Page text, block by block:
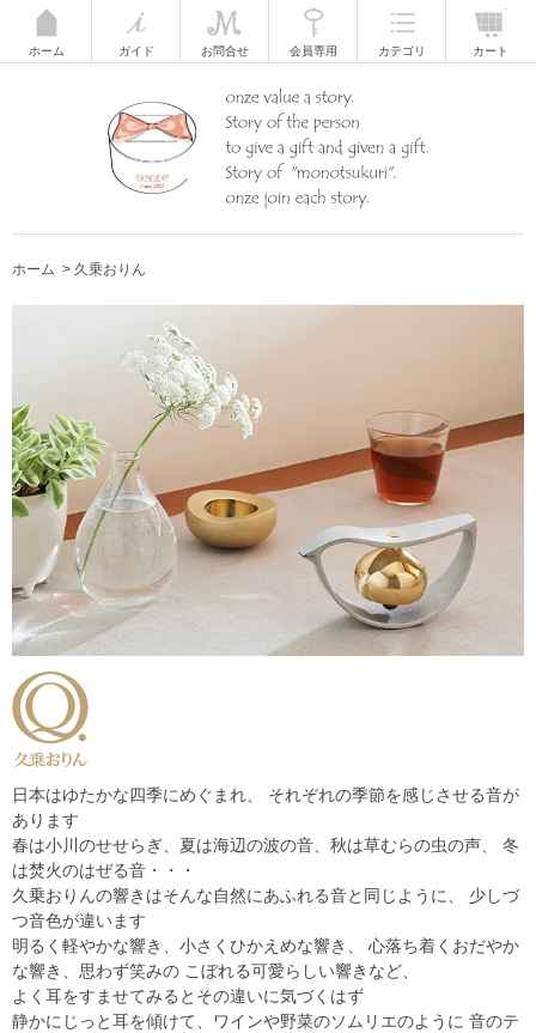
ホーム ガイド お問合せ 会員専用 カテゴリ カート
ホーム > 久乗おりん
日本はゆたかな四季にめぐまれ、 それぞれの季節を感じさせる音が
あります
春は小川のせせらぎ、夏は海辺の波の音、秋は草むらの虫の声、 冬
は焚火のはぜる音・・・
久乗おりんの響きはそんな自然にあふれる音と同じように、 少しづ
つ音色が違います
明るく軽やかな響き、小さくひかえめな響き、 心落ち着くおだやか
な響き、思わず笑みの こぼれる可愛らしい響きなど、
よく耳をすませてみるとその違いに気づくはず
静かにじっと耳を傾けて、ワインや野菜のソムリエのように 音のテ